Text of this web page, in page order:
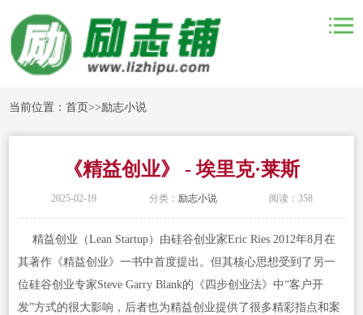
当前位置：首页>>励志小说
《精益创业》 - 埃里克·莱斯
2025-02-19 分类： 励志小说 阅读：358
精益创业（Lean Startup）由硅谷创业家Eric Ries 2012年8月在
其著作《精益创业》一书中首度提出。但其核心思想受到了另一
位硅谷创业专家Steve Garry Blank的《四步创业法》中“客户开
发”方式的很大影响，后者也为精益创业提供了很多精彩指点和案